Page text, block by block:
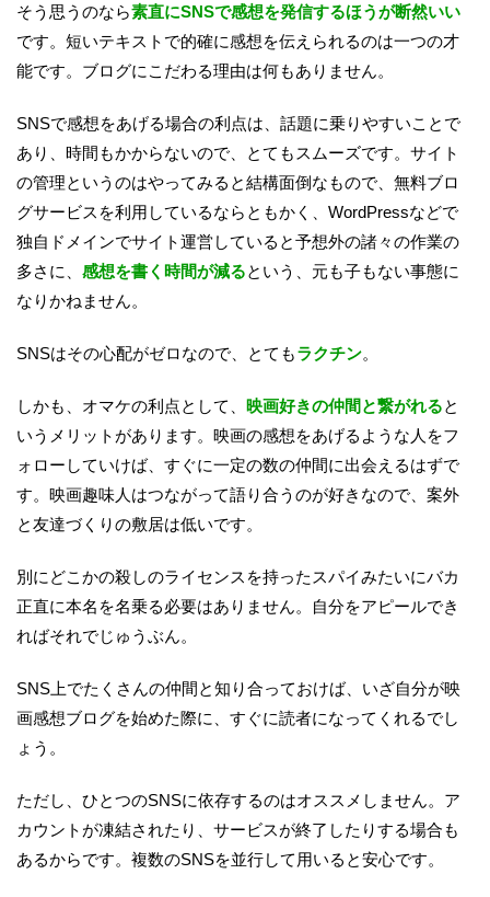
そう思うのなら素直にSNSで感想を発信するほうが断然いい
です。短いテキストで的確に感想を伝えられるのは一つの才
能です。ブログにこだわる理由は何もありません。
SNSで感想をあげる場合の利点は、話題に乗りやすいことで
あり、時間もかからないので、とてもスムーズです。サイト
の管理というのはやってみると結構面倒なもので、無料ブロ
グサービスを利用しているならともかく、WordPressなどで
独自ドメインでサイト運営していると予想外の諸々の作業の
多さに、 感想を書く時間が減るという、元も子もない事態に
なりかねません。
SNSはその心配がゼロなので、とてもラクチン。
しかも、オマケの利点として、 映画好きの仲間と繋がれると
いうメリットがあります。映画の感想をあげるような人をフ
ォローしていけば、すぐに一定の数の仲間に出会えるはずで
す。映画趣味人はつながって語り合うのが好きなので、案外
と友達づくりの敷居は低いです。
別にどこかの殺しのライセンスを持ったスパイみたいにバカ
正直に本名を名乗る必要はありません。自分をアピールでき
ればそれでじゅうぶん。
SNS上でたくさんの仲間と知り合っておけば、いざ自分が映
画感想ブログを始めた際に、すぐに読者になってくれるでし
ょう。
ただし、ひとつのSNSに依存するのはオススメしません。ア
カウントが凍結されたり、サービスが終了したりする場合も
あるからです。複数のSNSを並行して用いると安心です。